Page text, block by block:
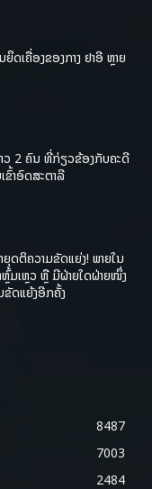
ດເຄື່ອງຂອງກາງ ຢາອີ ຫຼາຍ
ວ 2 ຄົນ ທີ່ກ່ຽວຂ້ອງກັບຄະດີ
ຂົ້າອົດສະຕາລີ
ຍຸດຕິຄວາມຂັດແຍ່ງ! ພາຍໃນ
ຫຼົ້ມເຫຼວ ຫຼື ມີຝ່າຍໃດຝ່າຍໜຶ່ງ
ຂັດແຍ້ງອີກຄັ້ງ
8487
7003
2484